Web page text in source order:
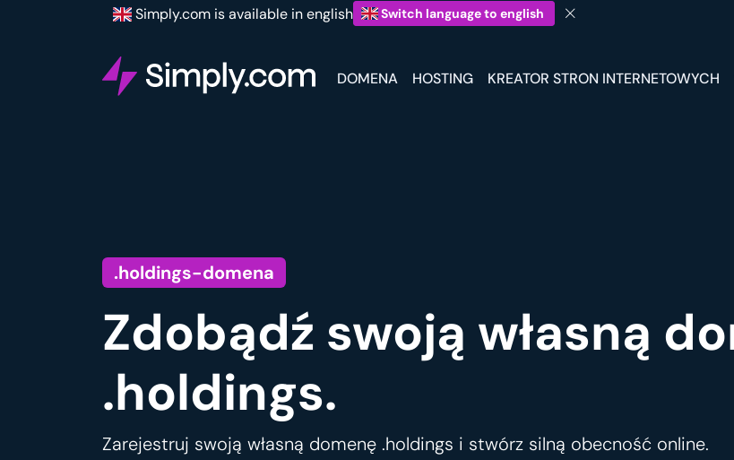
Simply.com is available in english Switch language to english
DOMENA HOSTING KREATOR STRON INTERNETOWYCH
.holdings-domena
Zdobądź swoją własną
.holdings.
Zarejestruj swoją własną domenę .holdings i stwórz silną obecność online.